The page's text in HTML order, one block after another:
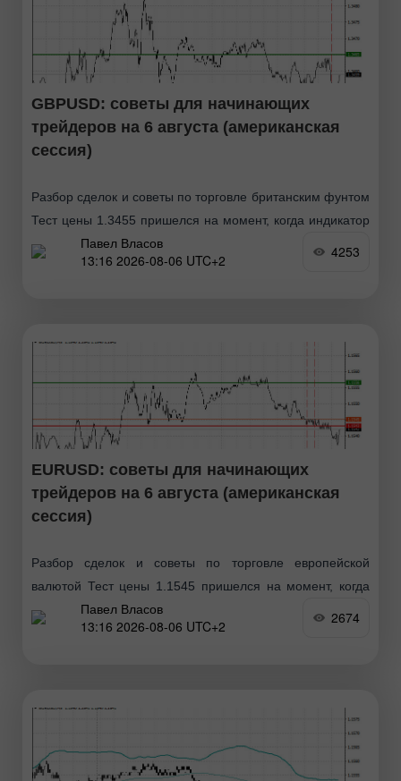
GBPUSD: советы для начинающих
трейдеров на 6 августа (американская
сессия)
Разбор сделок и советы по торговле британским фунтом
Тест цены 1.3455 пришелся на момент, когда индикатор
MACD только начинал движение вниз от нулевой
отметки, что стало подтверждением правильной точки
Павел Власов
13:16 2026-08-06 UTC+2
4253
EURUSD: советы для начинающих
трейдеров на 6 августа (американская
сессия)
Разбор сделок и советы по торговле европейской
валютой Тест цены 1.1545 пришелся на момент, когда
индикатор MACD много прошел вниз от нулевой
отметки, что ограничивало нисходящий потенциал пары.
Павел Власов
13:16 2026-08-06 UTC+2
2674